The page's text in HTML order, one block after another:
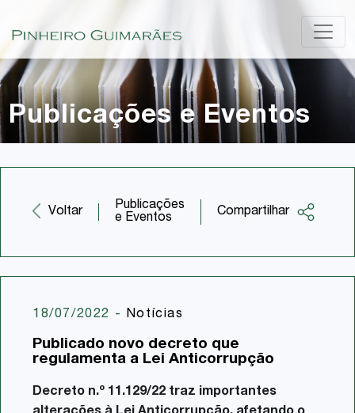
Publicações e Eventos
Voltar
Publicações
e Eventos
Compartilhar
Twitter
Share
18/07/2022 - Notícias
Publicado novo decreto que
regulamenta a Lei Anticorrupção
Decreto n.º 11.129/22 traz importantes